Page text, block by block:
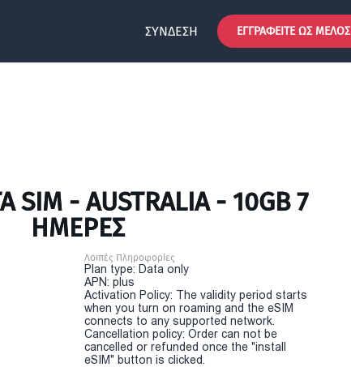
ΣΎΝΔΕΣΗ ΕΓΓΡΑΦΕΊΤΕ ΩΣ ΜΈΛΟΣ
- AUSTRALIA - 10GB 7
ΗΜΕΡΕΣ
Λοιπές Πληροφορίες
Plan type: Data only
APN: plus
Activation Policy: The validity period starts
when you turn on roaming and the eSIM
connects to any supported network.
Cancellation policy: Order can not be
cancelled or refunded once the "install
eSIM" button is clicked.